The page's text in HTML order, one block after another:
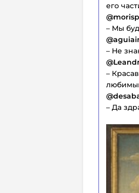
его
– Мы
– Не
–
– Да